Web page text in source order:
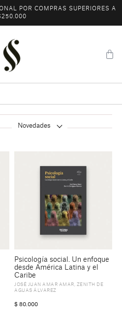
POR COMPRAS SUPERIORES A
Novedades
Psicología social. Un enfoque
desde América Latina y el
Caribe
JOSÉ JUAN AMAR AMAR
ZENITH DE
AGUAS ÁLVAREZ
$ 80.000